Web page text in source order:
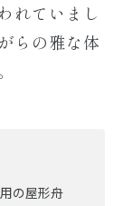
れていまし
らの雅な体
の屋形舟